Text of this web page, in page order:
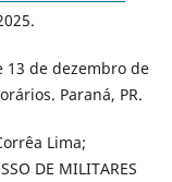
13 de dezembro de
Paraná, PR.
Lima;
DE MILITARES